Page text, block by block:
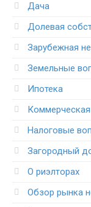
Дача
Долевая
Зарубежная
Земельные
Ипотека
Налоговые
Загородный
О риэлторах
Обзор рынка